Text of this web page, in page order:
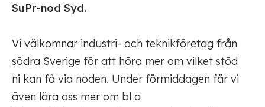
SuPr-nod Syd.
Vi välkomnar industri- och teknikföretag från
södra Sverige för att höra mer om vilket stöd
ni kan få via noden. Under förmiddagen får vi
även lära oss mer om bl a